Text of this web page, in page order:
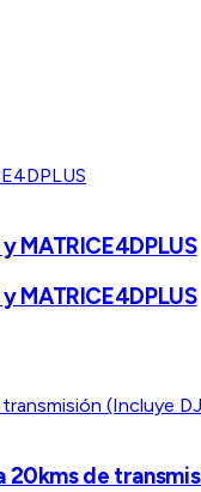
MATRICE4DPLUS
MATRICE4DPLUS
de